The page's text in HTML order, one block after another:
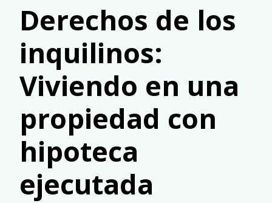
Derechos de los
inquilinos:
Viviendo en una
propiedad con
hipoteca
ejecutada